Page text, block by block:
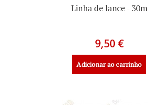
Linha de lance - 30m
9,50 €
Adicionar ao carrinho